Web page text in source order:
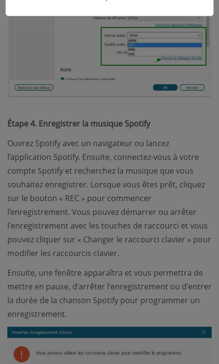
Étape 4. Enregistrer la musique Spotify
Ouvrez Spotify avec un navigateur ou lancez
l’application Spotify. Ensuite, connectez-vous à votre
compte Spotify et recherchez la musique que vous
souhaitez enregistrer. Lorsque vous êtes prêt, cliquez
sur le bouton « REC » pour commencer
l’enregistrement. Vous pouvez démarrer ou arrêter
l'enregistrement avec les touches de raccourci et vous
pouvez cliquer sur « Changer le raccourci clavier » pour
modifier les raccourcis clavier.
Ensuite, une fenêtre apparaîtra et vous permettra de
mettre en pause, d'arrêter l'enregistrement ou d'entrer
la durée de la chanson Spotify pour programmer un
enregistrement.